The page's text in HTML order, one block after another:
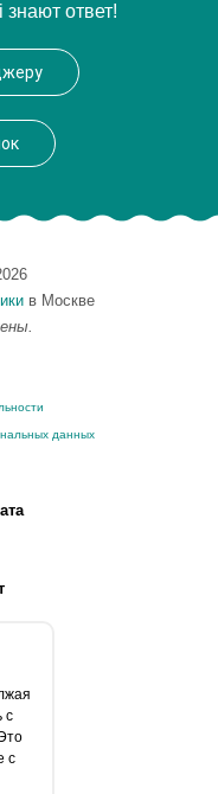
ответ!
в Москве
данных
с
с